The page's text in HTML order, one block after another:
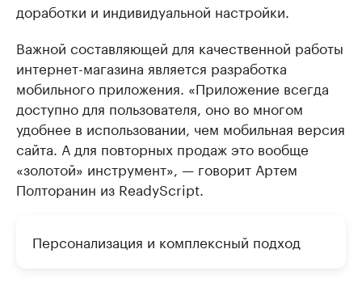
доработки и индивидуальной настройки.
Важной составляющей для качественной работы
интернет-магазина является разработка
мобильного приложения. «Приложение всегда
доступно для пользователя, оно во многом
удобнее в использовании, чем мобильная версия
сайта. А для повторных продаж это вообще
«золотой» инструмент», — говорит Артем
Полторанин из ReadyScript.
Персонализация и комплексный подход